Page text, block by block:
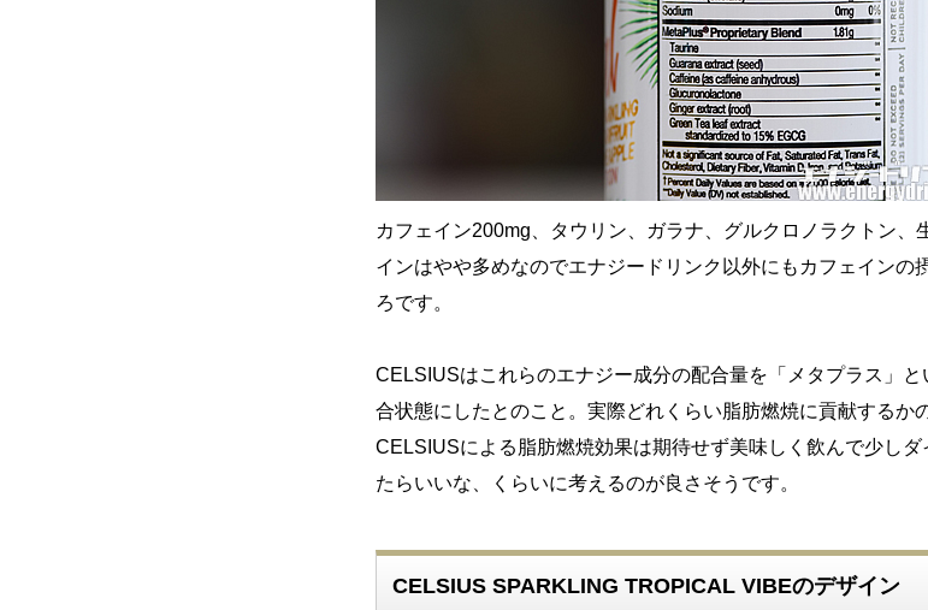
カフェイン200mg、タウリン、ガラナ、グルクロノラクトン、
インはやや多めなのでエナジードリンク以外にもカフェインの
ろです。
CELSIUSはこれらのエナジー成分の配合量を「メタプラス」
合状態にしたとのこと。実際どれくらい脂肪燃焼に貢献するか
CELSIUSによる脂肪燃焼効果は期待せず美味しく飲んで少し
たらいいな、くらいに考えるのが良さそうです。
CELSIUS SPARKLING TROPICAL VIBEのデザイン